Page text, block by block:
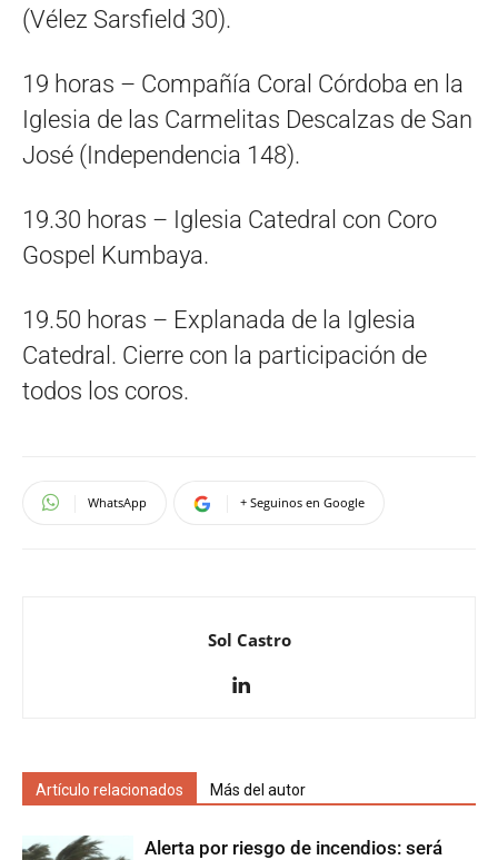
(Vélez Sarsfield 30).
19 horas – Compañía Coral Córdoba en la
Iglesia de las Carmelitas Descalzas de San
José (Independencia 148).
19.30 horas – Iglesia Catedral con Coro
Gospel Kumbaya.
19.50 horas – Explanada de la Iglesia
Catedral. Cierre con la participación de
todos los coros.
WhatsApp + Seguinos en Google
Sol Castro
Artículo relacionados Más del autor
Alerta por riesgo de incendios: será